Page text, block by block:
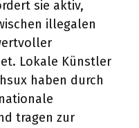
sie aktiv,
illegalen
Lokale Künstler
haben durch
tragen zur